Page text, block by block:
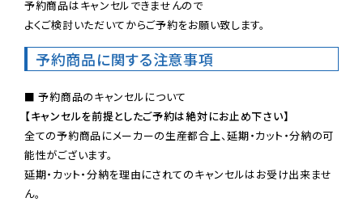
予約商品はキャンセルできませんので
よくご検討いただいてからご予約をお願い致します。
予約商品に関する注意事項
【キャンセルを前提としたご予約は絶対にお止め下さい】
全ての予約商品にメーカーの生産都合上、延期・カット・分納の可
能性がございます。
延期・カット・分納を理由にされてのキャンセルはお受け出来ませ
ん。